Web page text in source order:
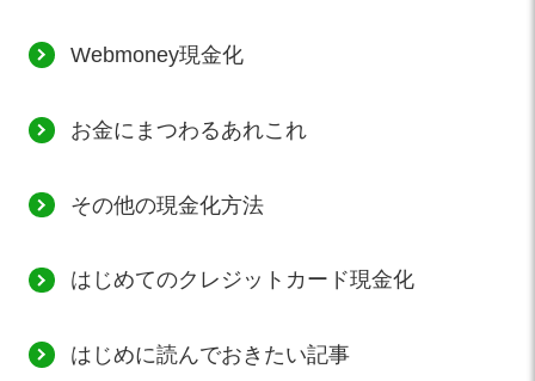
Webmoney現金化
お金にまつわるあれこれ
その他の現金化方法
はじめてのクレジットカード現金化
はじめに読んでおきたい記事